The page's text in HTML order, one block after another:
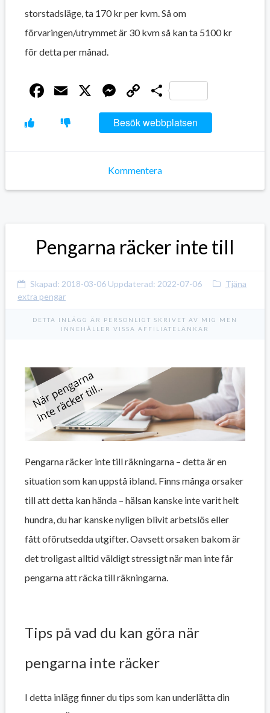
storstadsläge, ta 170 kr per kvm. Så om
förvaringen/utrymmet är 30 kvm så kan ta 5100 kr
för detta per månad.
Facebook
Email
X Messenger
Copy
Link
Dela
Besök webbplatsen
Kommentera
Pengarna räcker inte till
Skapad: 2018-03-06 Uppdaterad: 2022-07-06
Tjäna
extra pengar
DETTA INLÄGG ÄR PERSONLIGT SKRIVET AV MIG MEN
INNEHÅLLER VISSA AFFILIATELÄNKAR
Pengarna räcker inte till räkningarna – detta är en
situation som kan uppstå ibland. Finns många orsaker
till att detta kan hända – hälsan kanske inte varit helt
hundra, du har kanske nyligen blivit arbetslös eller
fått oförutsedda utgifter. Oavsett orsaken bakom är
det troligast alltid väldigt stressigt när man inte får
pengarna att räcka till räkningarna.
Tips på vad du kan göra när
pengarna inte räcker
I detta inlägg finner du tips som kan underlätta din